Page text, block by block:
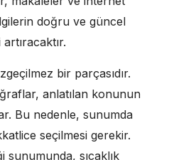
doğru ve güncel
bir parçasıdır.
anlatılan konunun
Bu nedenle, sunumda
seçilmesi gerekir.
sunumunda, sıcaklık